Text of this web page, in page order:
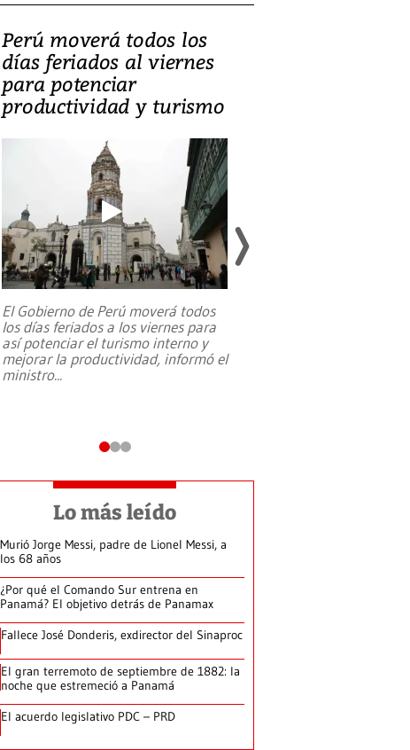
Perú moverá todos los
días feriados al viernes
para potenciar
productividad y turismo
El Gobierno de Perú moverá todos
los días feriados a los viernes para
así potenciar el turismo interno y
mejorar la productividad, informó el
ministro...
Lo más leído
Murió Jorge Messi, padre de Lionel Messi, a
los 68 años
¿Por qué el Comando Sur entrena en
Panamá? El objetivo detrás de Panamax
Fallece José Donderis, exdirector del Sinaproc
El gran terremoto de septiembre de 1882: la
noche que estremeció a Panamá
El acuerdo legislativo PDC – PRD